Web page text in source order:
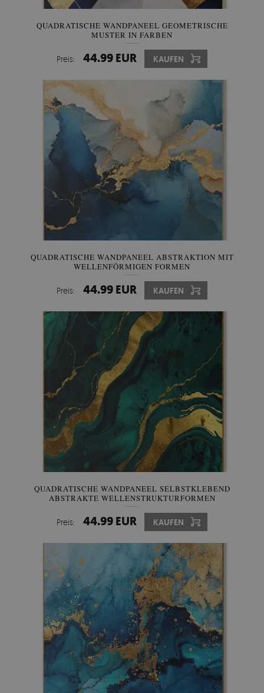
QUADRATISCHE WANDPANEEL GEOMETRISCHE
MUSTER IN FARBEN
Preis: 44.99 EUR KAUFEN
QUADRATISCHE WANDPANEEL ABSTRAKTION MIT
WELLENFÖRMIGEN FORMEN
Preis: 44.99 EUR KAUFEN
QUADRATISCHE WANDPANEEL SELBSTKLEBEND
ABSTRAKTE WELLENSTRUKTURFORMEN
Preis: 44.99 EUR KAUFEN